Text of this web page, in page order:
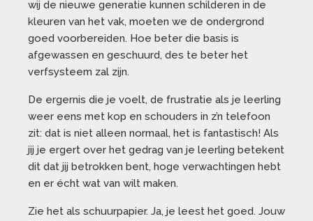
wij de nieuwe generatie kunnen schilderen in de
kleuren van het vak, moeten we de ondergrond
goed voorbereiden. Hoe beter die basis is
afgewassen en geschuurd, des te beter het
verfsysteem zal zijn.
De ergernis die je voelt, de frustratie als je leerling
weer eens met kop en schouders in z’n telefoon
zit: dat is niet alleen normaal, het is fantastisch! Als
jij je ergert over het gedrag van je leerling betekent
dit dat jij betrokken bent, hoge verwachtingen hebt
en er écht wat van wilt maken.
Zie het als schuurpapier. Ja, je leest het goed. Jouw